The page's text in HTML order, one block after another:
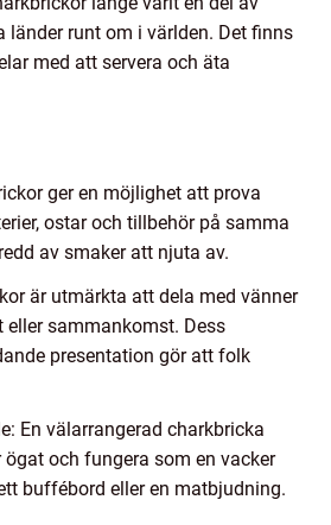
länder runt om i världen. Det finns
med att servera och äta
ger en möjlighet att prova
ostar och tillbehör på samma
av smaker att njuta av.
är utmärkta att dela med vänner
sammankomst. Dess
presentation gör att folk
En välarrangerad charkbricka
och fungera som en vacker
buffébord eller en matbjudning.